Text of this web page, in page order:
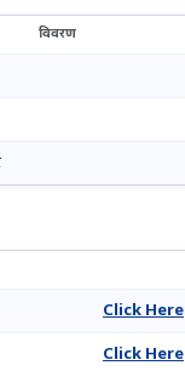
विवरण
Click Here
Click Here